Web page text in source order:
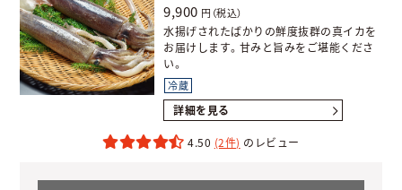
9,900 円（税込）
水揚げされたばかりの鮮度抜群の真イカを
お届けします。甘みと旨みをご堪能くださ
い。
冷蔵
詳細を見る
4.50 (2件)